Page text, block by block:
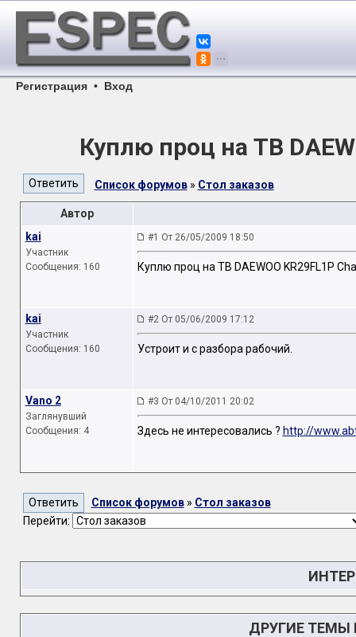
Регистрация • Вход
Куплю проц на ТВ
Список форумов» Стол заказов
Автор
kai
Участник
Сообщения: 160
#1 От 26/05/2009 18:50
Куплю проц на ТВ DAEWOO KR29FL1P
kai
Участник
Сообщения: 160
#2 От 05/06/2009 17:12
Устроит и с разбора рабочий.
Vano 2
Заглянувший
Сообщения: 4
#3 От 04/10/2011 20:02
Здесь не интересовались ? http://
Список форумов» Стол заказов
Перейти:
ДРУГИЕ ТЕМЫ